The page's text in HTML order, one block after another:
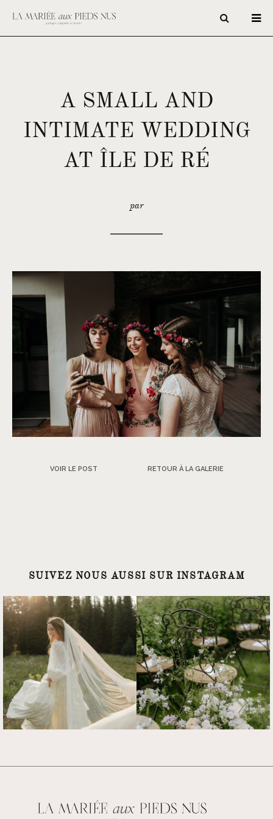
A SMALL AND
INTIMATE WEDDING
AT ÎLE DE RÉ
par
VOIR LE POST RETOUR À LA GALERIE
SUIVEZ NOUS AUSSI SUR INSTAGRAM